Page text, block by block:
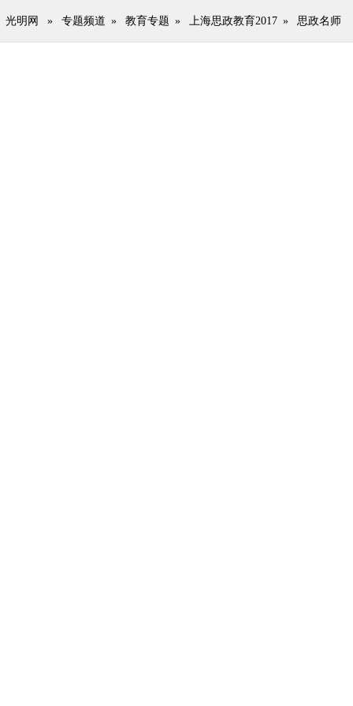
光明网 » 专题频道 » 教育专题 » 上海思政教育2017 » 思政名师